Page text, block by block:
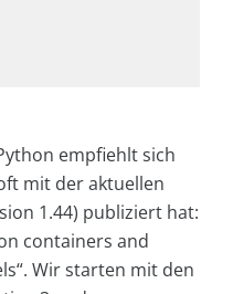
empfiehlt sich
mit der aktuellen
1.44) publiziert hat:
containers and
Wir starten mit den